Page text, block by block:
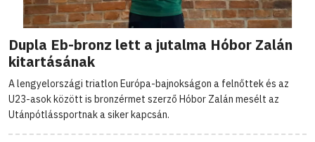
Dupla Eb-bronz lett a jutalma Hóbor Zalán
kitartásának
A lengyelországi triatlon Európa-bajnokságon a felnőttek és az
U23-asok között is bronzérmet szerző Hóbor Zalán mesélt az
Utánpótlássportnak a siker kapcsán.